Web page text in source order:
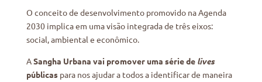
O conceito de desenvolvimento promovido na Agenda
2030 implica em uma visão integrada de três eixos:
social, ambiental e econômico.
ASangha Urbana vai promover uma série de lives
públicaspara nos ajudar a todos a identificar de maneira